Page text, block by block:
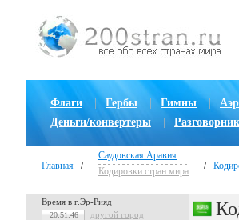
Флаги Гербы Гимны |
Деньги/конвертеры
Главная /
Саудовская Аравия
Кодировки стран мира
/
Время в г.Эр-Рияд
20:51:47 другой город